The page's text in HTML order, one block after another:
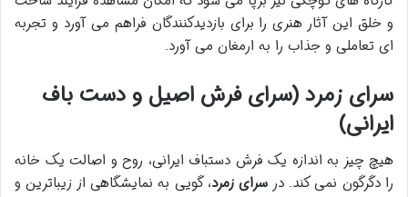
و خلق این آثار هنری را برای بازدیدکنندگان فراهم می آورد و تجربه
ای تعاملی و جذاب را به ارمغان می آورد.
سرای زمرد (سرای فرش اصیل و دست باف
ایرانی)
هیچ چیز به اندازه یک فرش دستباف ایرانی، روح و اصالت یک خانه
را دگرگون نمی کند. در سرای زمرد، گویی به نمایشگاهی از زیباترین و